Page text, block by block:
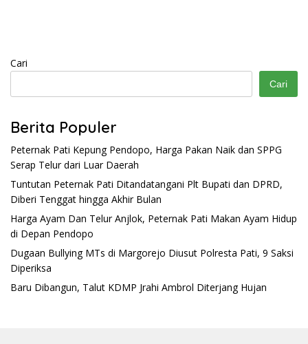
Cari
Cari
Berita Populer
Peternak Pati Kepung Pendopo, Harga Pakan Naik dan SPPG
Serap Telur dari Luar Daerah
Tuntutan Peternak Pati Ditandatangani Plt Bupati dan DPRD,
Diberi Tenggat hingga Akhir Bulan
Harga Ayam Dan Telur Anjlok, Peternak Pati Makan Ayam Hidup
di Depan Pendopo
Dugaan Bullying MTs di Margorejo Diusut Polresta Pati, 9 Saksi
Diperiksa
Baru Dibangun, Talut KDMP Jrahi Ambrol Diterjang Hujan